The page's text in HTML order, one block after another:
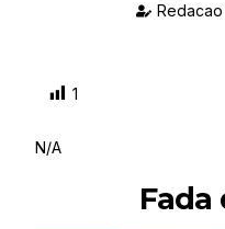
1
N/A
Fada